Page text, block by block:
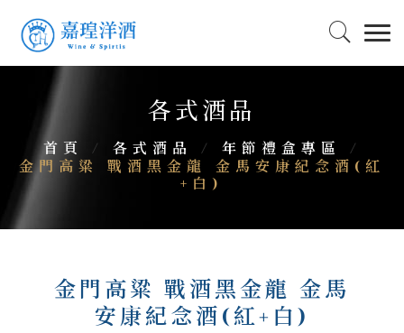
各式酒品
首頁 / 各式酒品 / 年節禮盒專區
/
金門高粱 戰酒黑金龍 金馬安康紀念酒(紅
+白)
金門高粱 戰酒黑金龍 金馬
安康紀念酒(紅+白)